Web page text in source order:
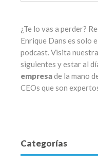
¿Te lo vas a perder?
Enrique Dans es solo
podcast. Visita
siguientes y estar al
empresade la mano
CEOs que son
Categorías